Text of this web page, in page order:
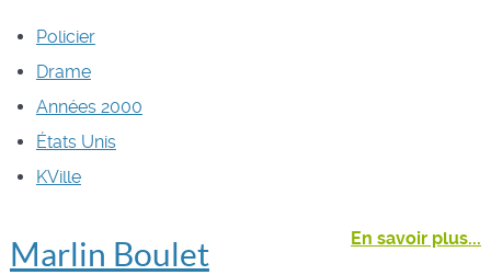
Policier
Drame
Années 2000
États Unis
KVille
En savoir plus...
Marlin Boulet